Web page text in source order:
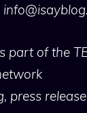
part of the
press